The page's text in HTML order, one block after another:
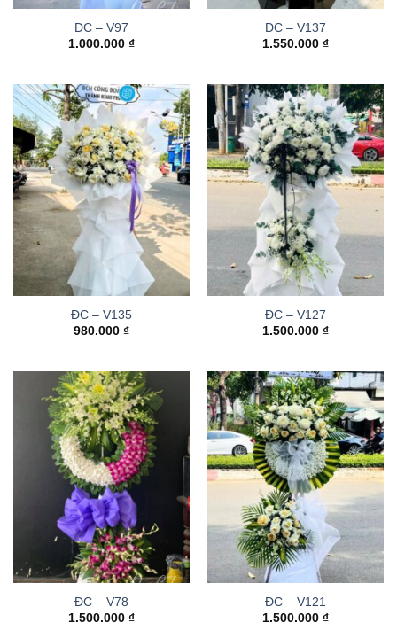
ĐC – V97
1.000.000 ₫
ĐC – V137
1.550.000 ₫
ĐC – V135
980.000 ₫
ĐC – V127
1.500.000 ₫
ĐC – V78
1.500.000 ₫
ĐC – V121
1.500.000 ₫